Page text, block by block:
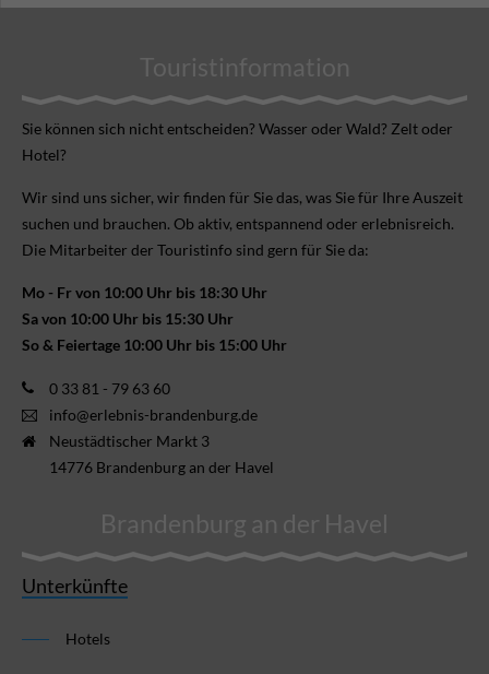
Touristinformation
Sie können sich nicht ent­scheiden? Wasser oder Wald? Zelt oder
Hotel?
Wir sind uns sicher, wir finden für Sie das, was Sie für Ihre Aus­zeit
suchen und brauchen. Ob aktiv, ent­spannend oder erlebnis­reich.
Die Mitarbeiter der Touristinfo sind gern für Sie da:
Mo - Fr von 10:00 Uhr bis 18:30 Uhr
Sa von 10:00 Uhr bis 15:30 Uhr
So & Feiertage 10:00 Uhr bis 15:00 Uhr
0 33 81 - 79 63 60
info@erlebnis-brandenburg.de
Neustädtischer Markt 3
14776 Brandenburg an der Havel
Brandenburg an der Havel
Unterkünfte
Hotels